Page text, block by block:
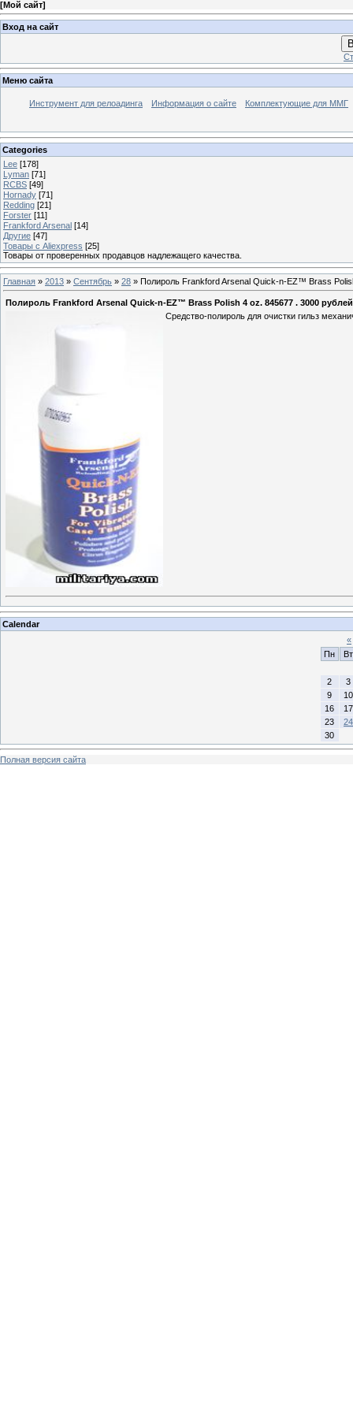
[Мой сайт]
Вход на сайт
Меню сайта
Инструмент для релоадинга Информация о сайте Комплектующие для ММГ
Categories
Lee [178]
Lyman [71]
RCBS [49]
Hornady [71]
Redding [21]
Forster [11]
Frankford Arsenal [14]
Другие [47]
Товары с Aliexpress [25]
Товары от проверенных продавцов надлежащего качества.
Главная » 2013 » Сентябрь » 28 » Полироль Frankford Arsenal Quick-n-EZ™ Brass
Полироль Frankford Arsenal Quick-n-EZ™ Brass Polish 4 oz. 845677 . 3000 рублей
Средство-полироль для очистки гильз
Calendar
«
Пн
Вт
2
3
9
10
16
17
23
24
30
Полная версия сайта